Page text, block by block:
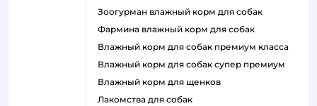
зоогурман влажный корм для собак
фармина влажный корм для собак
влажный корм для собак премиум класса
влажный корм для собак супер премиум
влажный корм для щенков
лакомства для собак